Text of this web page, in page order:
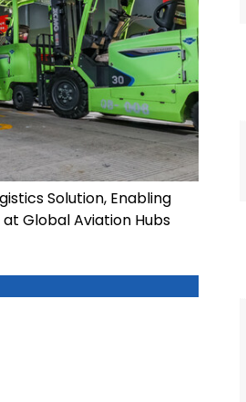
Solution, Enabling
Global Aviation Hubs